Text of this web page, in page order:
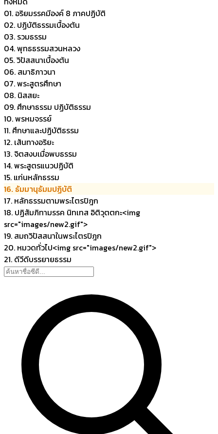
01. อริยมรรคมีองค์ 8 ภาคปฏิบัติ
02. ปฏิบัติธรรมเบื้องต้น
03. รวมธรรม
04. พุทธธรรมสวนหลวง
05. วิปัสสนาเบื้องต้น
06. สมาธิภาวนา
07. พระสูตรศึกษา
08. นิสสยะ
09. ศึกษาธรรม ปฏิบัติธรรม
10. พรหมจรรย์
11. ศึกษาและปฏิบัติธรรม
12. เส้นทางอริยะ
13. จิตสงบเมื่อพบธรรม
14. พระสูตรแนวปฏิบัติ
15. แก่นหลักธรรม
16. ธัมมานุธัมมปฏิบัติ
17. หลักธรรมตามพระไตรปิฎก
18. ปฏิสัมภิทามรรค นิทเทส อิติวุตตกะ<img
src="images/new2.gif">
19. สมถวิปัสสนาในพระไตรปิฎก
20. หมวดทั่วไป<img src="images/new2.gif">
21. ดีวีดีบรรยายธรรม